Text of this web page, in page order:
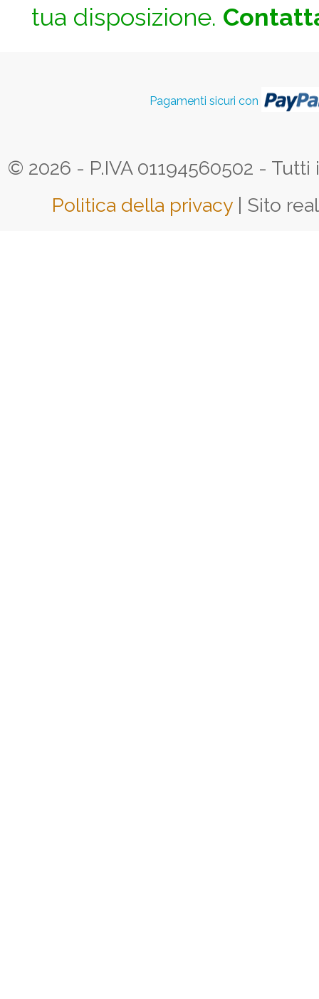
tua disposizione.
Pagamenti sicuri con
© 2026 - P.IVA 01194560502 -
Politica della privacy | Sito